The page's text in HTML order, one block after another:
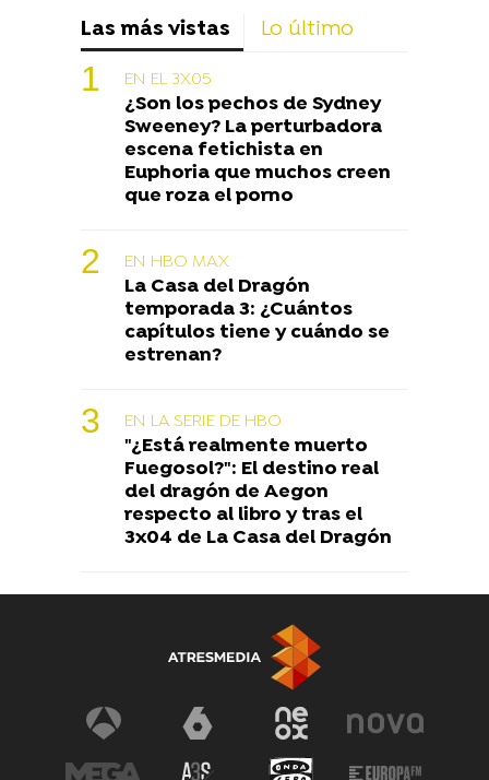
Las más vistas Lo último
EN EL 3X05
¿Son los pechos de Sydney
Sweeney? La perturbadora
escena fetichista en
Euphoria que muchos creen
que roza el porno
EN HBO MAX
La Casa del Dragón
temporada 3: ¿Cuántos
capítulos tiene y cuándo se
estrenan?
EN LA SERIE DE HBO
"¿Está realmente muerto
Fuegosol?": El destino real
del dragón de Aegon
respecto al libro y tras el
3x04 de La Casa del Dragón